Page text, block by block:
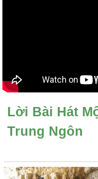
Lời Bài Hát
Trung Ngôn